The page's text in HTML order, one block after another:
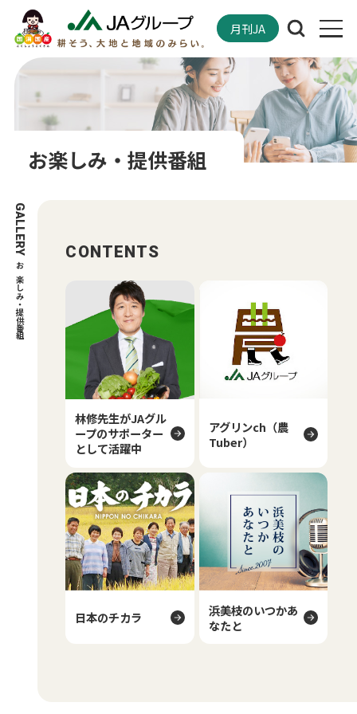
月刊JA
お楽しみ・提供番組
GALLERY
お楽しみ・提供番組
CONTENTS
林修先生がJAグル
ープのサポーター
として活躍中
アグリンch（農
Tuber）
日本のチカラ
浜美枝のいつかあ
なたと